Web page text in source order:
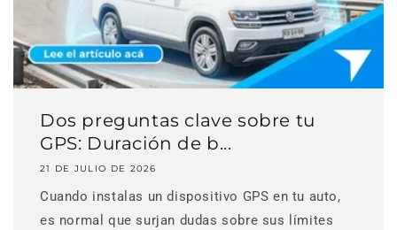
Dos preguntas clave sobre tu
GPS: Duración de b...
21 DE JULIO DE 2026
Cuando instalas un dispositivo GPS en tu auto,
es normal que surjan dudas sobre sus límites